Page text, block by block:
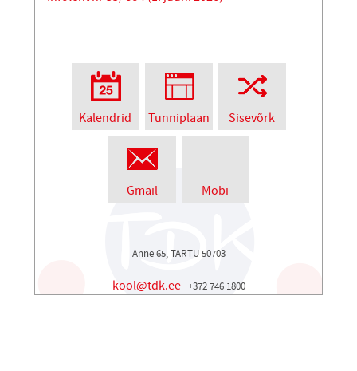
Kalendrid Tunniplaan Sisevõrk
Gmail Mobi
Anne 65, TARTU 50703
kool@tdk.ee +372 746 1800